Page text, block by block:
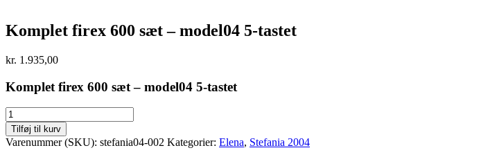
Komplet firex 600 sæt – model04 5-tastet
kr. 1.935,00
Komplet firex 600 sæt – model04 5-tastet
Komplet
firex
600
sæt
Tilføj til kurv
Varenummer (SKU): stefania04-002 Kategorier: Elena, Stefania 2004